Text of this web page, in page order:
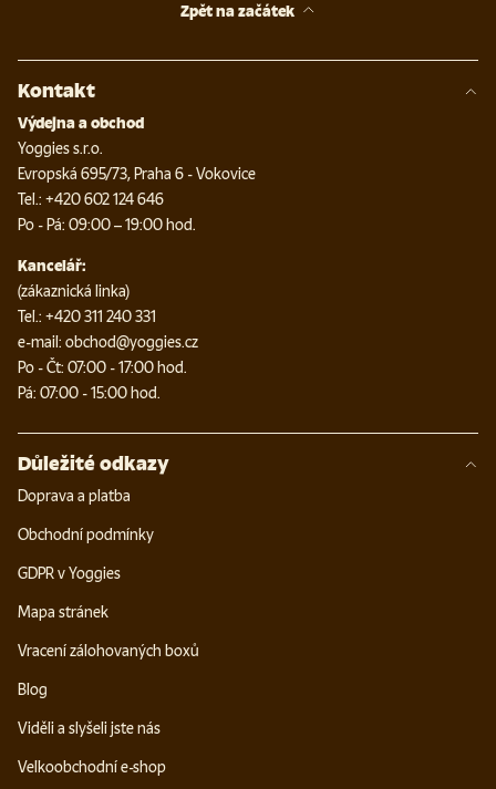
Zpět na začátek
Kontakt
Výdejna a obchod
Yoggies s.r.o.
Evropská 695/73, Praha 6 - Vokovice
Tel.: +420 602 124 646
Po - Pá: 09:00 – 19:00 hod.
Kancelář:
(zákaznická linka)
Tel.: +420 311 240 331
e-mail: obchod@yoggies.cz
Po - Čt: 07:00 - 17:00 hod.
Pá: 07:00 - 15:00 hod.
Důležité odkazy
Doprava a platba
Obchodní podmínky
GDPR v Yoggies
Mapa stránek
Vracení zálohovaných boxů
Blog
Viděli a slyšeli jste nás
Velkoobchodní e-shop